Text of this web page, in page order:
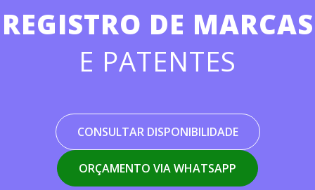
REGISTRO DE MARCAS
E PATENTES
CONSULTAR DISPONIBILIDADE
ORÇAMENTO VIA WHATSAPP